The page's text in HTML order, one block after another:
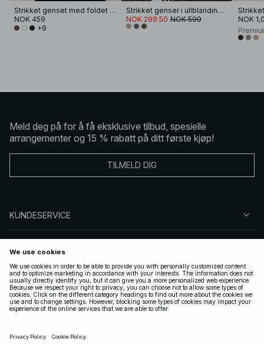
Strikket genset med foldet erme
NOK 459
+9
Strikket genser i ullblanding med rund hals
NOK 299.50 NOK 599
NOK
Meld deg på for å få eksklusive tilbud, spesielle
arrangementer og 15 % rabatt på ditt første kjøp!
TILMELD DIG
KUNDESERVICE
FØLG OSS
LOVLIG